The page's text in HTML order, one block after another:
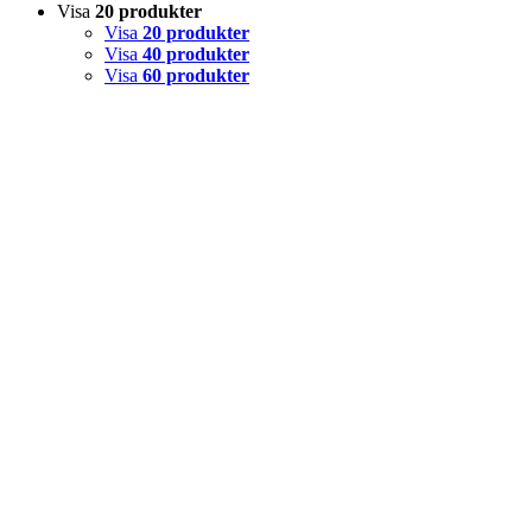
Visa 20 produkter
Visa 20 produkter
Visa 40 produkter
Visa 60 produkter